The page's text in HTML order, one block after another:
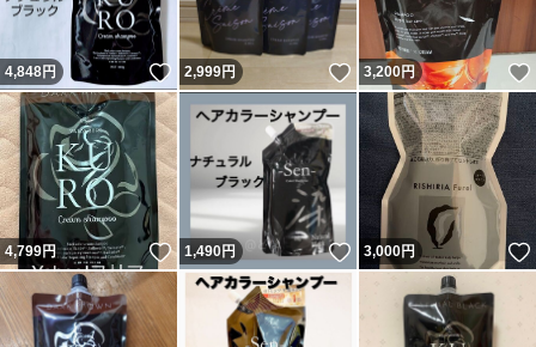
4,848円 いいね！
2,999円 いいね！
3,200円
4,799円 いいね！
1,490円 いいね！
3,000円